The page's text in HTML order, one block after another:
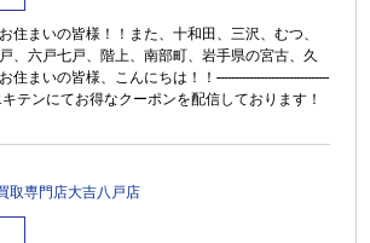
住まいの皆様！！また、十和田、三沢、むつ、
、六戸七戸、階上、南部町、岩手県の宮古、久
まいの皆様、こんにちは！！-------------------------------
エキテンにてお得なクーポンを配信しております！
取専門店大吉八戸店